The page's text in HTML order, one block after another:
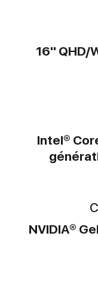
16" QHD/
Intel®
NVIDIA®